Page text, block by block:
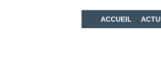
ACCUEIL ACTU